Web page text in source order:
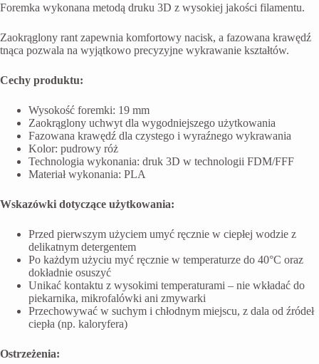
Foremka wykonana metodą druku 3D z wysokiej jakości filamentu.
Zaokrąglony rant zapewnia komfortowy nacisk, a fazowana krawędź
tnąca pozwala na wyjątkowo precyzyjne wykrawanie kształtów.
Cechy produktu:
Wysokość foremki: 19 mm
Zaokrąglony uchwyt dla wygodniejszego użytkowania
Fazowana krawędź dla czystego i wyraźnego wykrawania
Kolor: pudrowy róż
Technologia wykonania: druk 3D w technologii FDM/FFF
Materiał wykonania: PLA
Wskazówki dotyczące użytkowania:
Przed pierwszym użyciem umyć ręcznie w ciepłej wodzie z
delikatnym detergentem
Po każdym użyciu myć ręcznie w temperaturze do 40°C oraz
dokładnie osuszyć
Unikać kontaktu z wysokimi temperaturami – nie wkładać do
piekarnika, mikrofalówki ani zmywarki
Przechowywać w suchym i chłodnym miejscu, z dala od źródeł
ciepła (np. kaloryfera)
Ostrzeżenia: